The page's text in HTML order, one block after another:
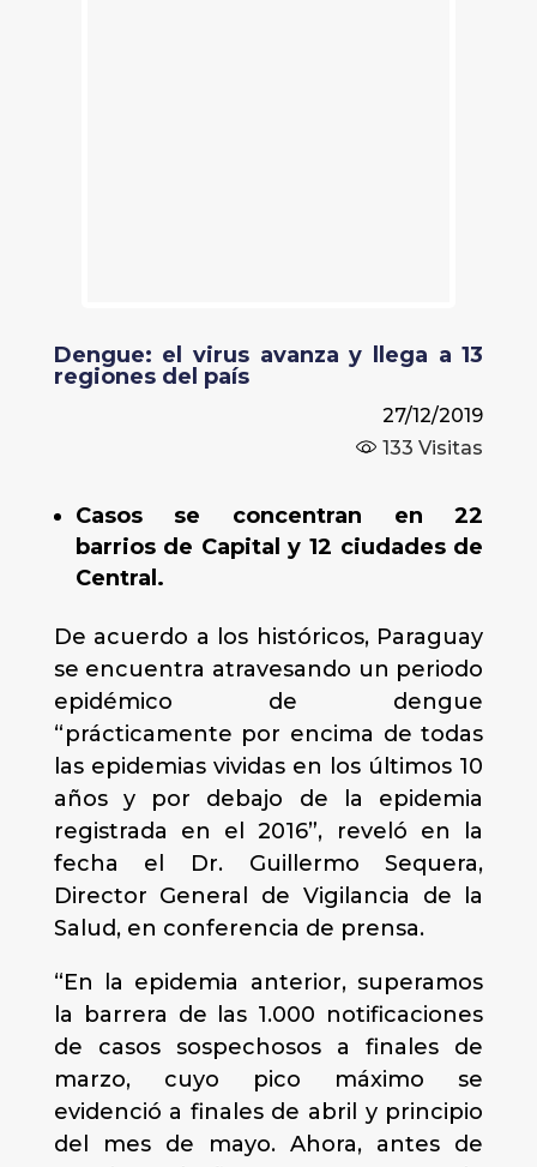
Dengue: el virus avanza y llega a 13
regiones del país
27/12/2019
133 Visitas
Casos se concentran en 22
barrios de Capital y 12 ciudades de
Central.
De acuerdo a los históricos, Paraguay
se encuentra atravesando un periodo
epidémico de dengue
“prácticamente por encima de todas
las epidemias vividas en los últimos 10
años y por debajo de la epidemia
registrada en el 2016”, reveló en la
fecha el Dr. Guillermo Sequera,
Director General de Vigilancia de la
Salud, en conferencia de prensa.
“En la epidemia anterior, superamos
la barrera de las 1.000 notificaciones
de casos sospechosos a finales de
marzo, cuyo pico máximo se
evidenció a finales de abril y principio
del mes de mayo. Ahora, antes de